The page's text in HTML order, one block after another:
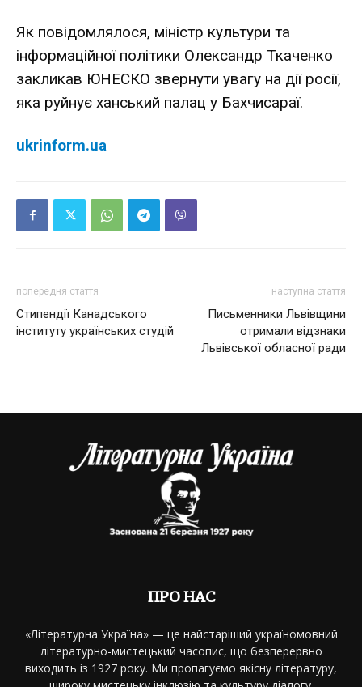
Як повідомлялося, міністр культури та
інформаційної політики Олександр Ткаченко
закликав ЮНЕСКО звернути увагу на дії росії,
яка руйнує ханський палац у Бахчисараї.
ukrinform.ua
попередня стаття
Стипендії Канадського
інституту українських студій
наступна стаття
Письменники Львівщини
отримали відзнаки
Львівської обласної ради
ПРО НАС
«Літературна Україна» — це найстаріший україномовний
літературно-мистецький часопис, що безперервно
виходить із 1927 року. Ми пропагуємо якісну літературу,